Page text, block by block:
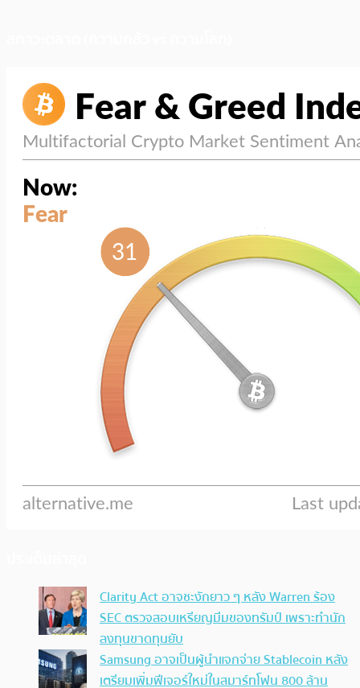
Clarity Act อาจชะงักยาว ๆ หลัง Warren ร้อง
SEC ตรวจสอบเหรียญมีมของทรัมป์ เพราะทำนัก
ลงทุนขาดทุนยับ
Samsung อาจเป็นผู้นำแจกจ่าย Stablecoin หลัง
เตรียมเพิ่มฟีเจอร์ใหม่ในสมาร์ทโฟน 800 ล้าน